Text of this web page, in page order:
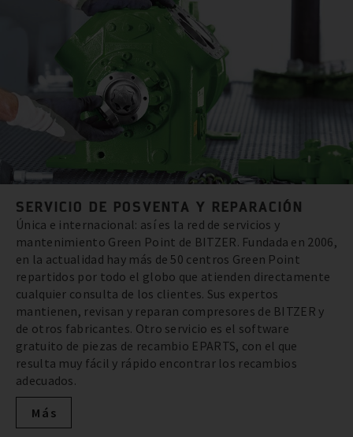
SERVICIO DE POSVENTA Y REPARACIÓN
Única e internacional: así es la red de servicios y
mantenimiento Green Point de BITZER. Fundada en 2006,
en la actualidad hay más de 50 centros Green Point
repartidos por todo el globo que atienden directamente
cualquier consulta de los clientes. Sus expertos
mantienen, revisan y reparan compresores de BITZER y
de otros fabricantes. Otro servicio es el software
gratuito de piezas de recambio EPARTS, con el que
resulta muy fácil y rápido encontrar los recambios
adecuados.
Más